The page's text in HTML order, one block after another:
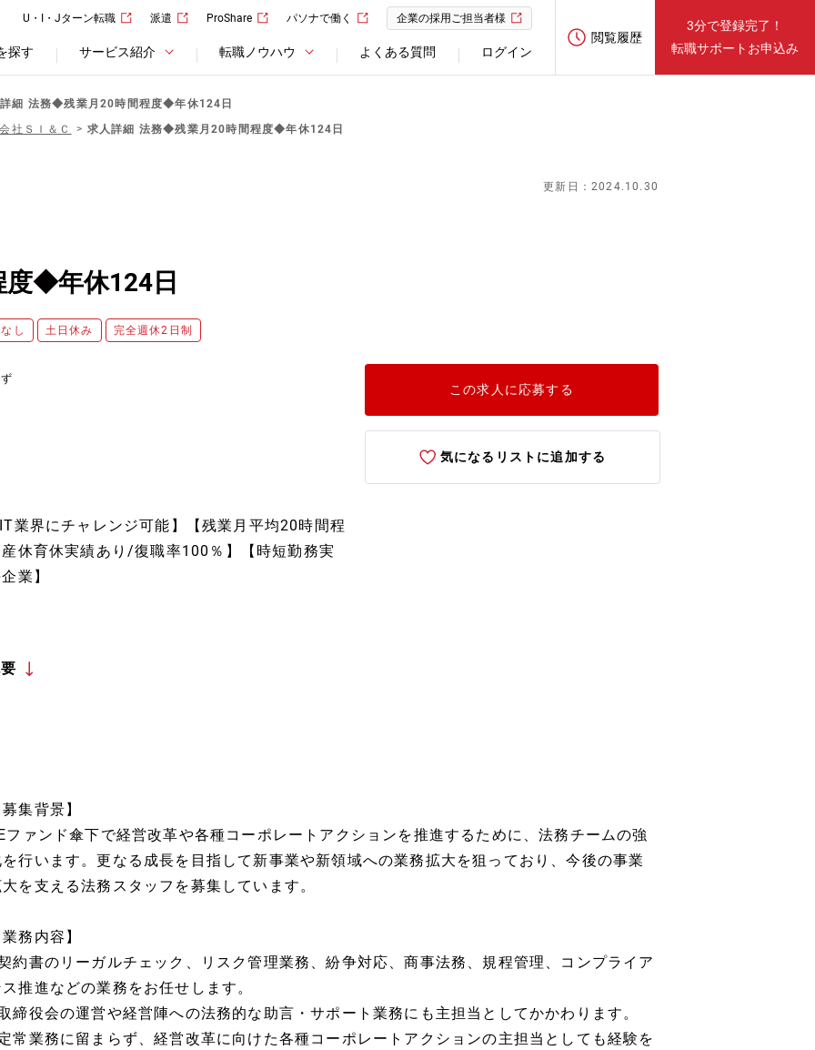
U・I・Jターン転職 派遣 ProShare パソナで働く 企業の採用ご担当者様
探す サービス紹介 転職ノウハウ よくある質問 ログイン
閲覧履歴
3分で登録完了！
転職サポートお申込み
細 法務◆残業月20時間程度◆年休124日
社ＳＩ＆Ｃ
求人詳細 法務◆残業月20時間程度◆年休124日
更新日：2024.10.30
◆年休124日
し 土日休み 完全週休2日制
業界にチャレンジ可能】【残業月平均20時間程
休育休実績あり/復職率100％】【時短勤務実
業】
この求人に応募する
気になるリストに追加する
集背景】
ファンド傘下で経営改革や各種コーポレートアクションを推進するために、法務チームの強
行います。更なる成長を目指して新事業や新領域への業務拡大を狙っており、今後の事業
を支える法務スタッフを募集しています。
務内容】
約書のリーガルチェック、リスク管理業務、紛争対応、商事法務、規程管理、コンプライア
推進などの業務をお任せします。
締役会の運営や経営陣への法務的な助言・サポート業務にも主担当としてかかわります。
常業務に留まらず、経営改革に向けた各種コーポレートアクションの主担当としても経験を